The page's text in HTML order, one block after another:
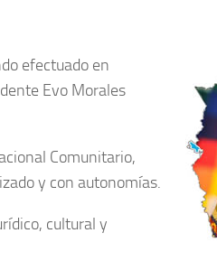
efectuado en
Evo Morales
Comunitario,
y con autonomías.
cultural y